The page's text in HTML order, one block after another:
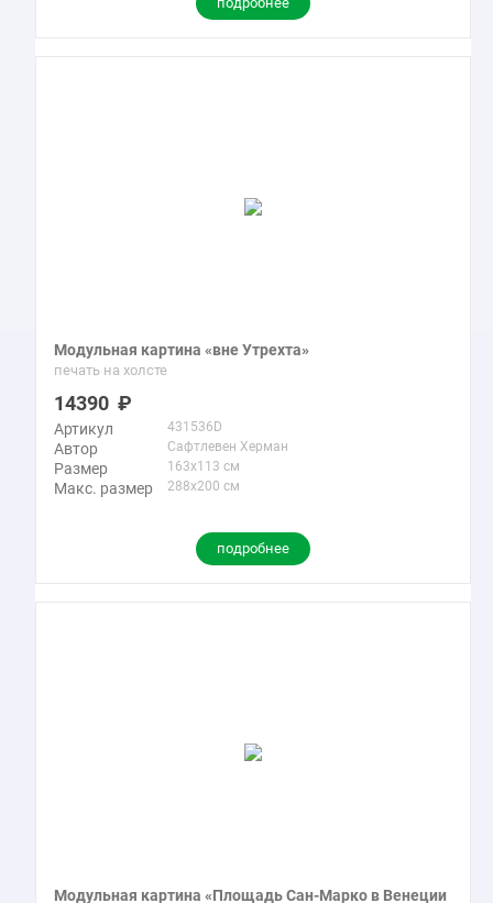
Модульная картина «вне Утрехта»
печать на холсте
14390
Артикул 431536D
Автор Сафтлевен Херман
Размер 163x113 см
Макс. размер 288x200 см
подробнее
Модульная картина «Площадь Сан-Марко в Венеции